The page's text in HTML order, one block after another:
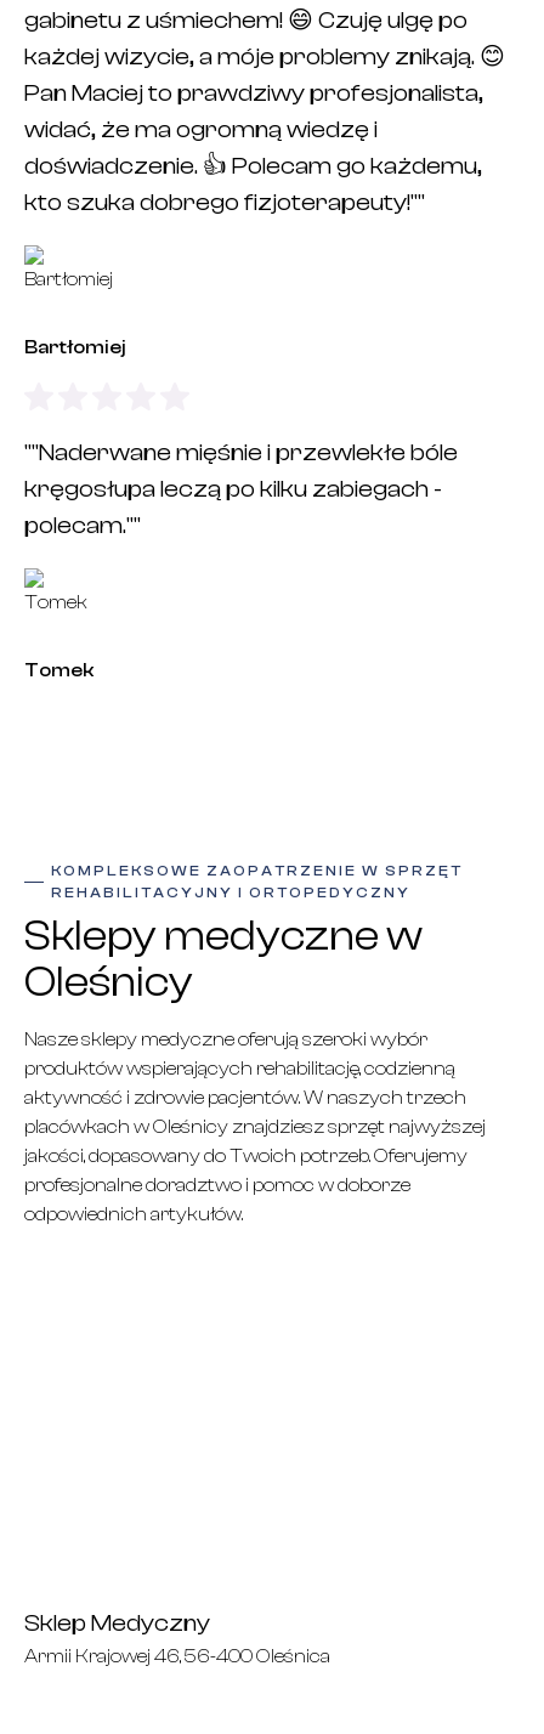
gabinetu z uśmiechem! 😄 Czuję ulgę po
każdej wizycie, a móje problemy znikają. 😊
Pan Maciej to prawdziwy profesjonalista,
widać, że ma ogromną wiedzę i
doświadczenie. 👍 Polecam go każdemu,
kto szuka dobrego fizjoterapeuty!""
Bartłomiej
""Naderwane mięśnie i przewlekłe bóle
kręgosłupa leczą po kilku zabiegach -
polecam.""
Tomek
KOMPLEKSOWE ZAOPATRZENIE W SPRZĘT
REHABILITACYJNY I ORTOPEDYCZNY
Sklepy medyczne w
Oleśnicy
Nasze sklepy medyczne oferują szeroki wybór
produktów wspierających rehabilitację, codzienną
aktywność i zdrowie pacjentów. W naszych trzech
placówkach w Oleśnicy znajdziesz sprzęt najwyższej
jakości, dopasowany do Twoich potrzeb. Oferujemy
profesjonalne doradztwo i pomoc w doborze
odpowiednich artykułów.
Sklep Medyczny
Armii Krajowej 46, 56-400 Oleśnica